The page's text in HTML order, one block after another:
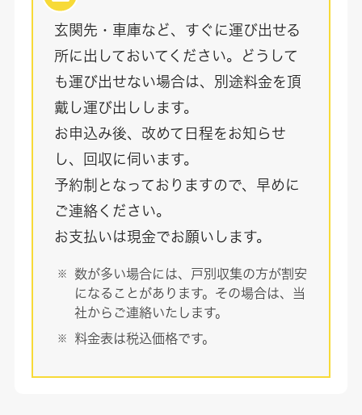
玄関先・車庫など、すぐに運び出せる
所に出しておいてください。どうして
も運び出せない場合は、別途料金を頂
戴し運び出しします。
お申込み後、改めて日程をお知らせ
し、回収に伺います。
予約制となっておりますので、早めに
ご連絡ください。
お支払いは現金でお願いします。
数が多い場合には、戸別収集の方が割安
になることがあります。その場合は、当
社からご連絡いたします。
料金表は税込価格です。